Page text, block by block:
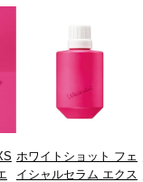
ホワイトショット フェ
イシャルセラム エクス